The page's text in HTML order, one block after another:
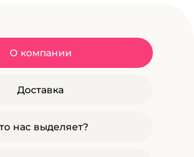
О компании
Доставка
нас выделяет?